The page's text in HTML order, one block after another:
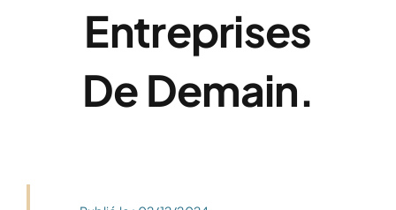
Entreprises
De Demain.